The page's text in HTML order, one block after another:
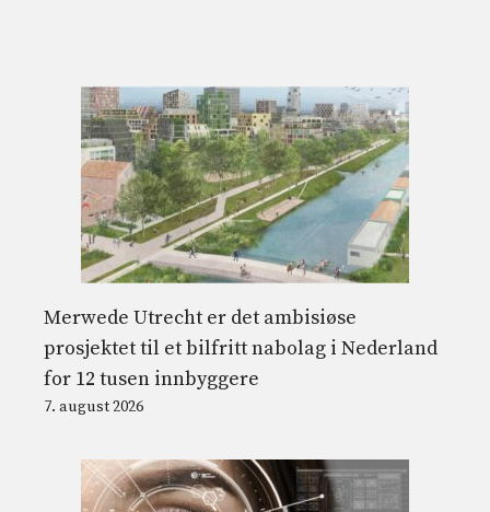
Merwede Utrecht er det ambisiøse
prosjektet til et bilfritt nabolag i Nederland
for 12 tusen innbyggere
7. august 2026